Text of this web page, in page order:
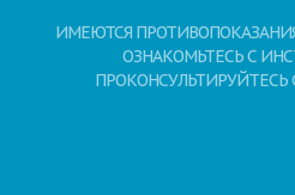
ИМЕЮТСЯ
ОЗНАКОМЬТЕСЬ С